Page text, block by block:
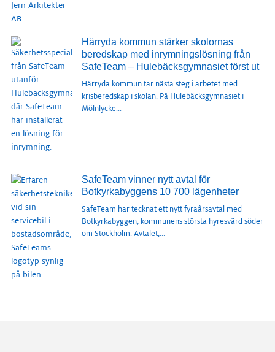
Härryda kommun stärker skolornas
beredskap med inrymningslösning från
SafeTeam – Hulebäcksgymnasiet först ut
Härryda kommun tar nästa steg i arbetet med
krisberedskap i skolan. På Hulebäcksgymnasiet i
Mölnlycke...
SafeTeam vinner nytt avtal för
Botkyrkabyggens 10 700 lägenheter
SafeTeam har tecknat ett nytt fyraårsavtal med
Botkyrkabyggen, kommunens största hyresvärd söder
om Stockholm. Avtalet,...